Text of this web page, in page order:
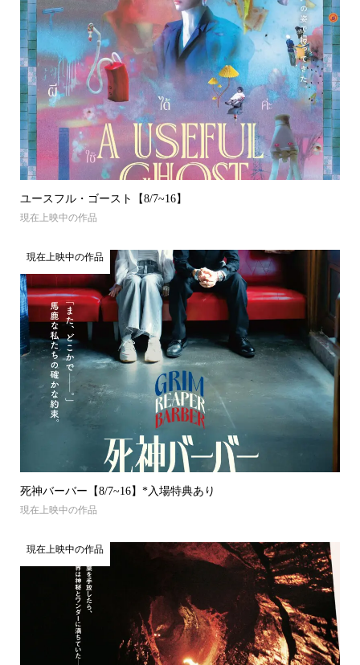
ユースフル・ゴースト【8/7~16】
現在上映中の作品
現在上映中の作品
死神バーバー【8/7~16】*入場特典あり
現在上映中の作品
現在上映中の作品